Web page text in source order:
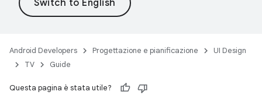
Android Developers Progettazione e pianificazione
UI Design
TV
Guide
Questa pagina è stata utile?